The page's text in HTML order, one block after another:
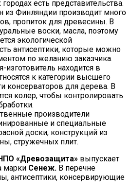
есть представительства.
из Финляндии производит много
пропиток для древесины. В
воски, масла, поэтому
экологической
антисептики, которые можно
по желанию заказчика.
изготовитель находится в
к категории высшего
консерваторов для дерева. В
колер, чтобы контролировать
производители
и специальные
доски, конструкций из
стружечных плит.
«Древозащита» выпускает
марки Сенеж. В перечне
антисептики, консервирующие